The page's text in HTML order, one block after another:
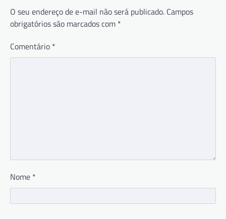
O seu endereço de e-mail não será publicado. Campos
obrigatórios são marcados com *
Comentário *
Nome *